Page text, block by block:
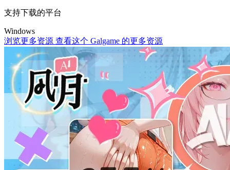
支持下载的平台
Windows
浏览更多资源 查看这个 Galgame 的更多资源